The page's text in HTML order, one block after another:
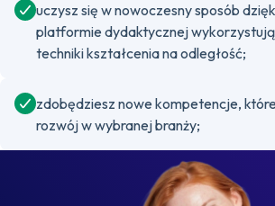
uczysz się w nowoczesny sposób
platformie dydaktycznej
techniki kształcenia na odległość;
zdobędziesz nowe kompetencje,
rozwój w wybranej branży;